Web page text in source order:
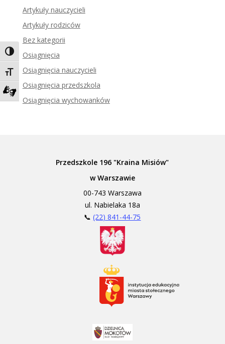
Toggle High Contrast
Toggle Font size
Zadzwoń do tłumacza języka migowego
Artykuły nauczycieli
Artykuły rodziców
Bez kategorii
Osiągnięcia
Osiągnięcia nauczycieli
Osiągnięcia przedszkola
Osiągnięcia wychowanków
Przedszkole 196 "Kraina Misiów"
w Warszawie
00-743 Warszawa
ul. Nabielaka 18a
📞(22) 841-44-75